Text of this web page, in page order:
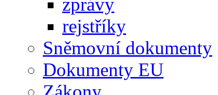
rejstříky
Sněmovní dokumenty
Dokumenty EU